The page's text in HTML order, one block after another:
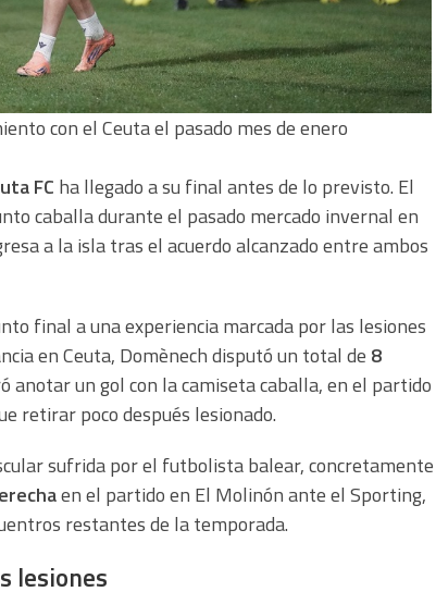
con el Ceuta el pasado mes de enero
FC ha llegado a su final antes de lo previsto. El
caballa durante el pasado mercado invernal en
a la isla tras el acuerdo alcanzado entre ambos
final a una experiencia marcada por las lesiones
en Ceuta, Domènech disputó un total de 8
anotar un gol con la camiseta caballa, en el partido
retirar poco después lesionado.
sufrida por el futbolista balear, concretamente
en el partido en El Molinón ante el Sporting,
restantes de la temporada.
lesiones